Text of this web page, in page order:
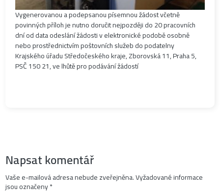
Vygenerovanou a podepsanou písemnou žádost včetně
povinných příloh je nutno doručit nejpozději do 20 pracovních
dní od data odeslání žádosti v elektronické podobě osobně
nebo prostřednictvím poštovních služeb do podatelny
Krajského úřadu Středočeského kraje, Zborovská 11, Praha 5,
PSČ 150 21, ve lhůtě pro podávání žádostí
Napsat komentář
Vaše e-mailová adresa nebude zveřejněna.Vyžadované informace
jsou označeny*